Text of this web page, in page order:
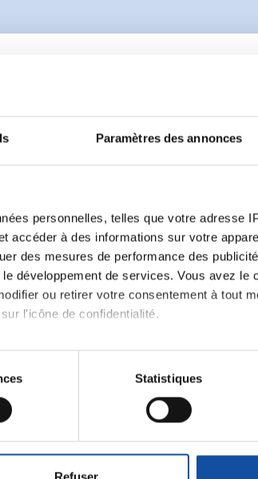
Paramètres des annonces
personnelles, telles que votre adresse
accéder à des informations sur votre
des mesures de performance des
développement de services. Vous avez le
ou retirer votre consentement à tout
l'icône de confidentialité.
:
géographique qui peuvent être
consentement à tout moment à partir de la
Statistiques
Refuser
aurez besoin de vous connecter
respiratoires Cancer du sein